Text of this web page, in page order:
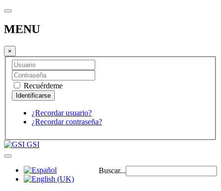
MENU
×
Recuérdeme
¿Recordar usuario?
¿Recordar contraseña?
GSI
Buscar...